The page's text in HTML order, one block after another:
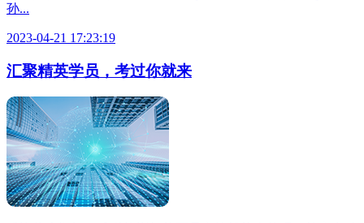
孙...
2023-04-21 17:23:19
汇聚精英学员，考过你就来